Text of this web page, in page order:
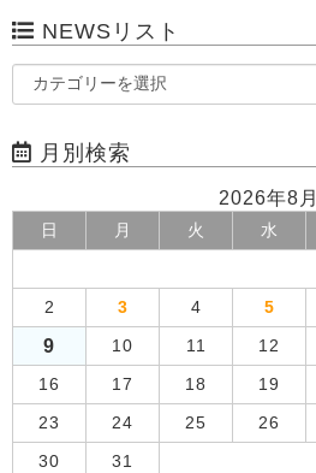
NEWSリスト
月別検索
2026年8月
日 月 火 水
2 3 4 5
9 10 11 12
16 17 18 19
23 24 25 26
30 31